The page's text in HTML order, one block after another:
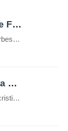
Cavo degli Zucchi e Falerii Novi
Nel cuore della Tuscia viterbese, dove il paesaggio è un intreccio magnetico di forre profonde, boschi di querce e pareti di tufo rosso, si snoda uno dei percorsi archeologici più suggestivi d’Italia: la Via Amerina. Lungo questa antica arteria stradale, nel territorio del comune di Fabrica di Roma, si trova la Necropoli di Cavo degli […]
Catacomba di Santa Savinilla
Un gioiello nascosto della cristianità nel cuore della Tuscia Nel sottosuolo tufaceo di Nepi, nella provincia di Viterbo, si cela un luogo sacro e silenzioso: la Catacomba di Santa Savinilla. Meno conosciuta rispetto ai grandi complessi romani, rappresenta uno dei più importanti siti paleocristiani del Lazio settentrionale. Origini e storia La catacomba prende il nome […]